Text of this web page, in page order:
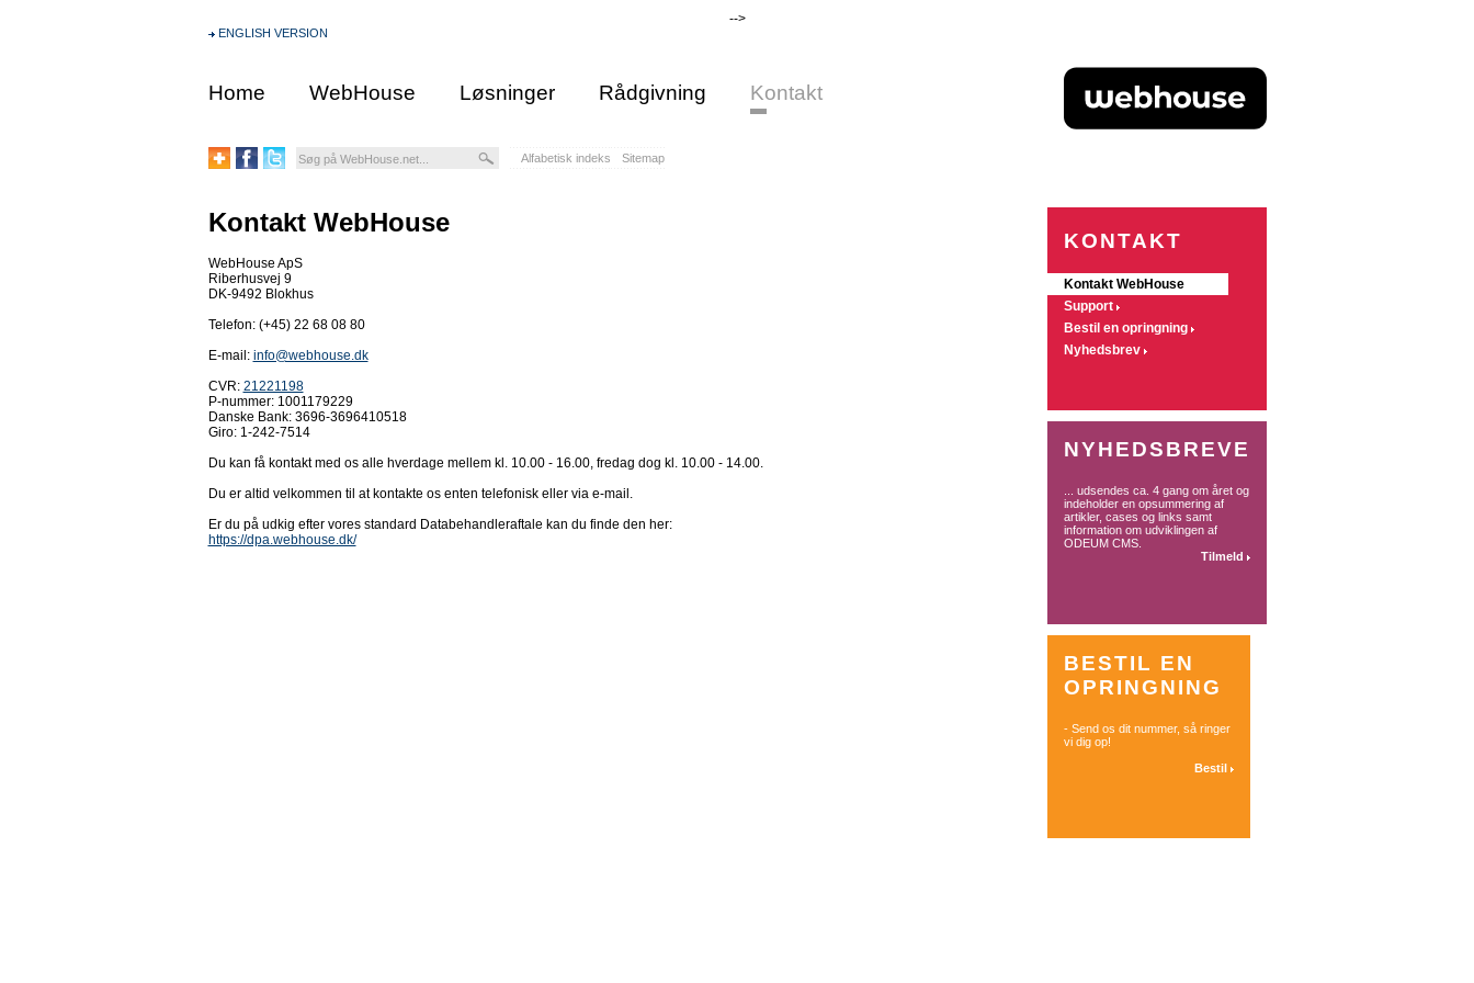
-->
ENGLISH VERSION
Home WebHouse Løsninger Rådgivning Kontakt
Alfabetisk indeks Sitemap
Kontakt WebHouse
WebHouse ApS
Riberhusvej 9
DK-9492 Blokhus
Telefon: (+45) 22 68 08 80
E-mail: info@webhouse.dk
CVR: 21221198
P-nummer: 1001179229
Danske Bank: 3696-3696410518
Giro: 1-242-7514
Du kan få kontakt med os alle hverdage mellem kl. 10.00 - 16.00, fredag dog kl. 10.00 - 14.00.
Du er altid velkommen til at kontakte os enten telefonisk eller via e-mail.
Er du på udkig efter vores standard Databehandleraftale kan du finde den her:
https://dpa.webhouse.dk/
KONTAKT
Kontakt WebHouse
Support
Bestil en opringning
Nyhedsbrev
NYHEDSBREVE
... udsendes ca. 4 gang om året og
indeholder en opsummering af
artikler, cases og links samt
information om udviklingen af
ODEUM CMS.
Tilmeld
BESTIL EN
OPRINGNING
- Send os dit nummer, så ringer
vi dig op!
Bestil